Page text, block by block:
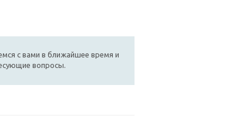
с вами в ближайшее время и
вопросы.